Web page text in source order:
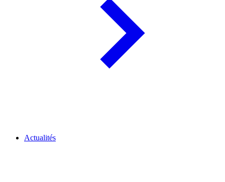
Actualités